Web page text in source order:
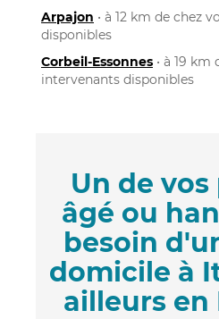
Arpajon • à 12 km de chez
disponibles
Corbeil-Essonnes • à 19 km
intervenants disponibles
Un de
âgé ou
besoin
domicile à
ailleurs en